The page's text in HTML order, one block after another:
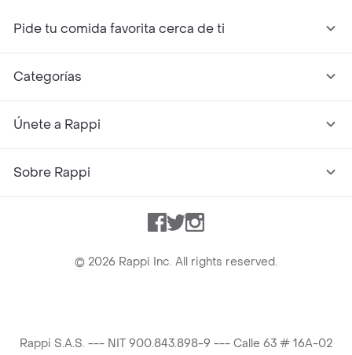
Pide tu comida favorita cerca de ti
Categorías
Únete a Rappi
Sobre Rappi
Facebook
TwitterInstagram
© 2026 Rappi Inc. All rights reserved.
Rappi S.A.S. --- NIT 900.843.898-9 --- Calle 63 # 16A-02